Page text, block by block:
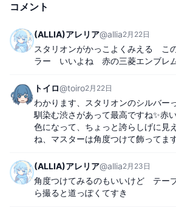
コメント
(ALLIA)アレリア@allia2月22日
スタリオンがかっこよくみえる　こ
ラー　いいよね　赤の三菱エンブレ
トイロ@toiro2月22日
わかります、スタリオンのシルバー
馴染む渋さがあって最高ですね✨赤
色になって、ちょっと誇らしげに見
ね、マスターは角度つけて飾ってま
(ALLIA)アレリア@allia2月23日
角度つけてみるのもいいけど　テー
ら撮ると道っぽくてすき